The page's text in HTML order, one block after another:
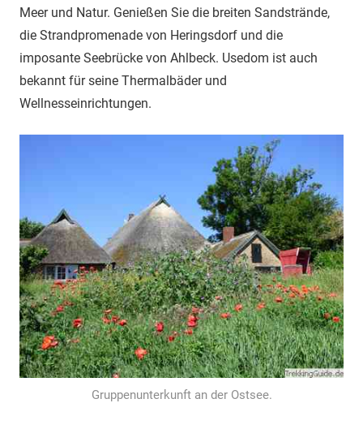
Meer und Natur. Genießen Sie die breiten Sandstrände,
die Strandpromenade von Heringsdorf und die
imposante Seebrücke von Ahlbeck. Usedom ist auch
bekannt für seine Thermalbäder und
Wellnesseinrichtungen.
Gruppenunterkunft an der Ostsee.